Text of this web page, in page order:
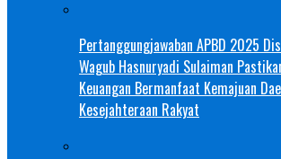
Pertanggungjawaban APBD 2025
Wagub Hasnuryadi Sulaiman
Keuangan Bermanfaat Kemajuan
Kesejahteraan Rakyat